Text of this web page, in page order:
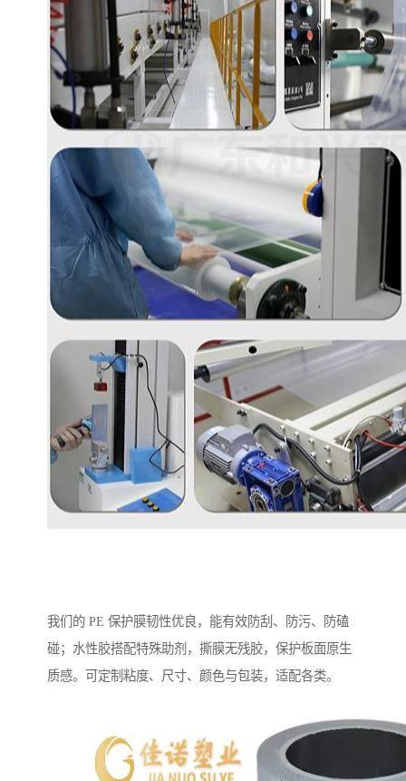
我们的 PE 保护膜韧性优良，能有效防刮、防污、防磕
碰；水性胶搭配特殊助剂，撕膜无残胶，保护板面原生
质感。可定制粘度、尺寸、颜色与包装，适配各类。